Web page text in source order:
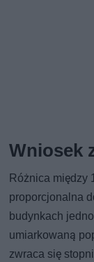
Wniosek
Różnica między
proporcjonalna
budynkach
umiarkowaną
zwraca się